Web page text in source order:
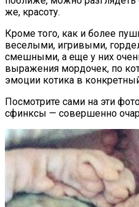
же, красоту.
Кроме того, как и более
веселыми, игривыми,
смешными, а еще у них
выражения мордочек, по
эмоции котика в
Посмотрите сами на эти
сфинксы — совершенно